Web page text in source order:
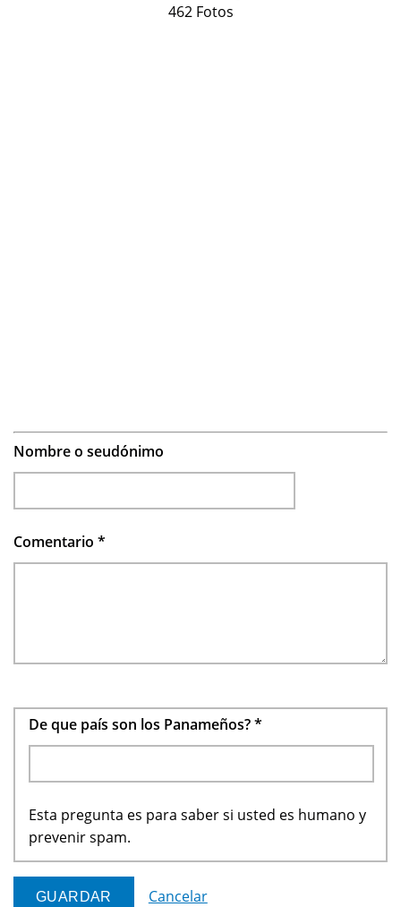
462 Fotos
Nombre o seudónimo
Comentario *
De que país son los Panameños?*
Esta pregunta es para saber si usted es humano y
prevenir spam.
Cancelar